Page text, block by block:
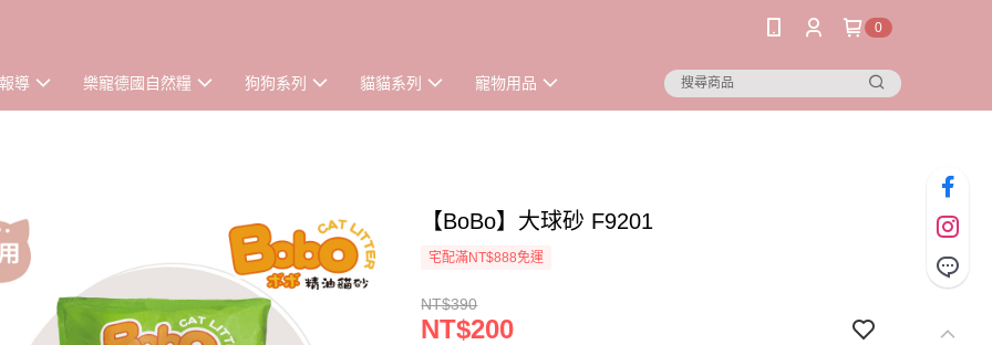
0
導 樂寵德國自然糧 狗狗系列 貓貓系列 寵物用品
【BoBo】大球砂 F9201
宅配滿NT$888免運
NT$390
NT$200